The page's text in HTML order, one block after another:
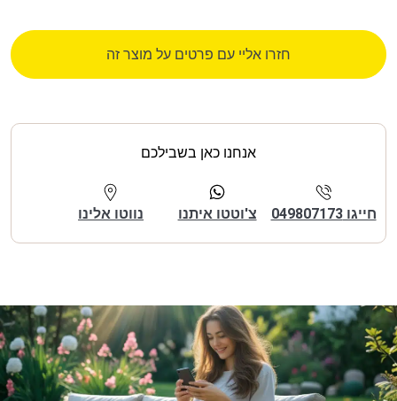
חזרו אליי עם פרטים על מוצר זה
אנחנו כאן בשבילכם
חייגו 049807173 צ'וטטו איתנו נווטו אלינו